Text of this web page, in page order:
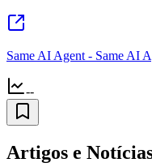
Same AI Agent - Same AI
--
Artigos e